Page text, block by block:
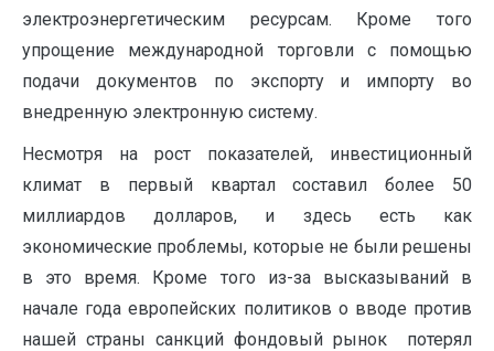
электроэнергетическим ресурсам. Кроме того
упрощение международной торговли с помощью
подачи документов по экспорту и импорту во
внедренную электронную систему.
Несмотря на рост показателей, инвестиционный
климат в первый квартал составил более 50
миллиардов долларов, и здесь есть как
экономические проблемы, которые не были решены
в это время. Кроме того из-за высказываний в
начале года европейских политиков о вводе против
нашей страны санкций фондовый рынок потерял